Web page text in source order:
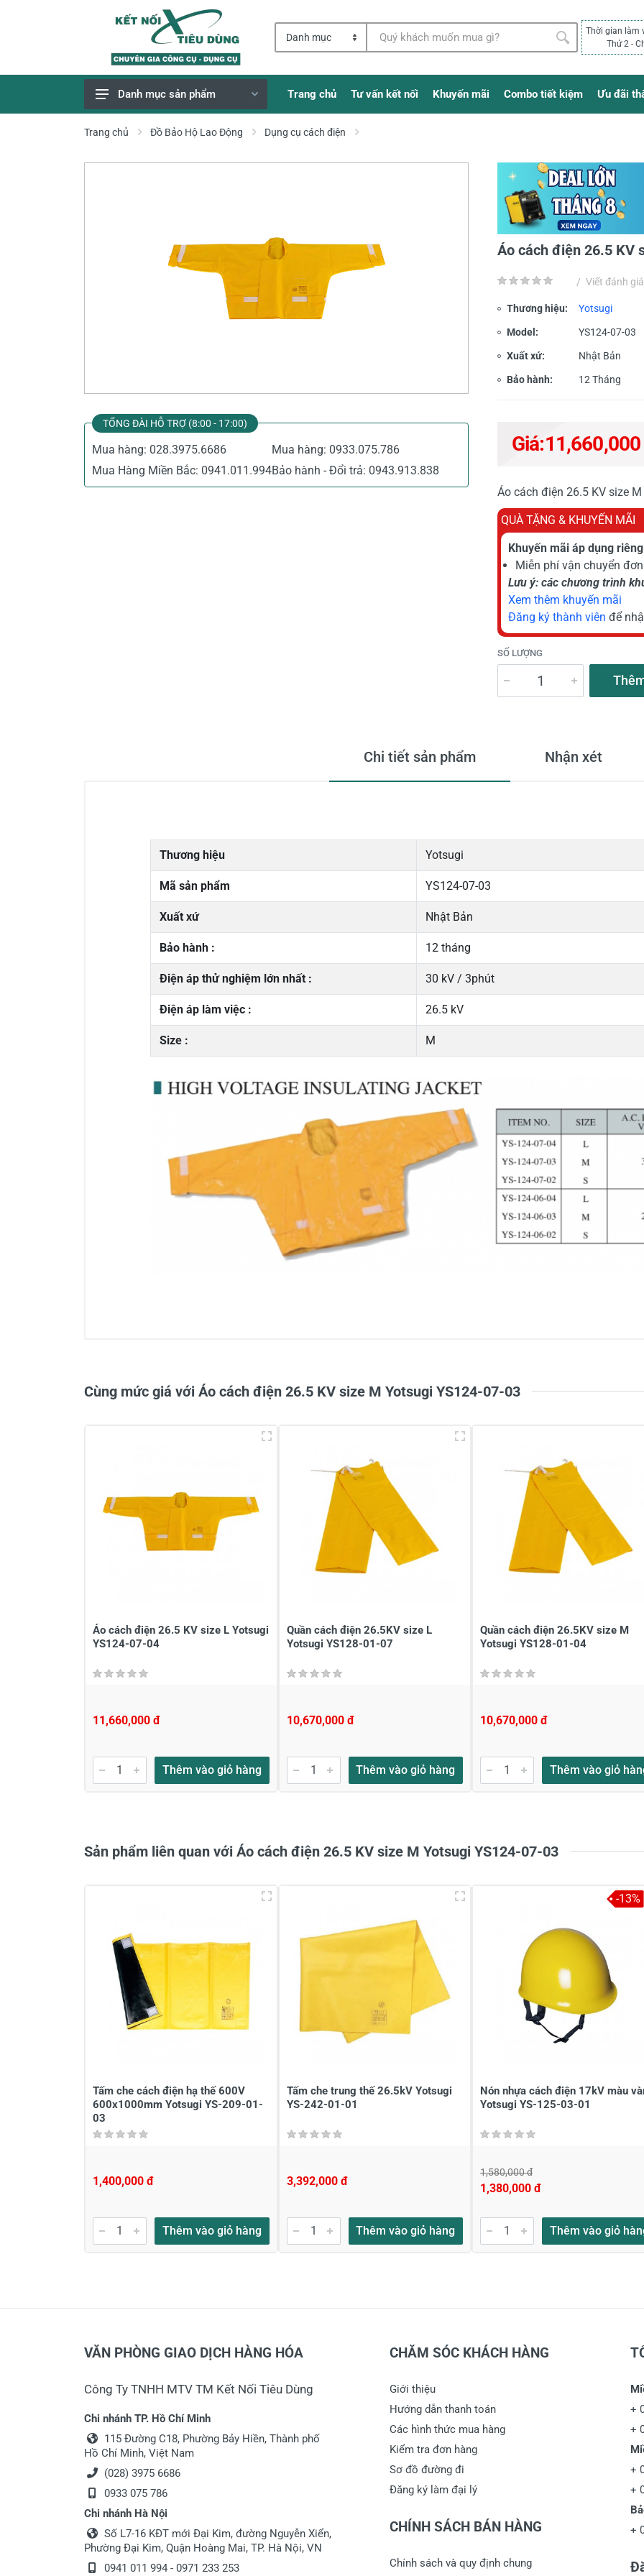
Thời gian làm
Thứ 2 -
Giao Hàng Miễn Phí
Danh mục sản phẩm Trang chủ Tư vấn kết nối Khuyến mãi Combo tiết kiệm Ưu đãi
Trang chủ Đồ Bảo Hộ Lao Động Dụng cụ cách điện
TỔNG ĐÀI HỖ TRỢ (8:00 - 17:00)
Mua hàng: 028.3975.6686 Mua hàng: 0933.075.786
Mua Hàng Miền Bắc: 0941.011.994Bảo hành - Đổi trả: 0943.913.838
Áo cách điện 26.5 KV
/ Viết đánh giá
Thương hiệu: Yotsugi
Model: YS124-07-03
Xuất xứ: Nhật Bản
Bảo hành: 12 Tháng
Giá:
Áo cách điện 26.5 KV size
QUÀ TẶNG & KHUYẾN MÃI
Khuyến mãi áp dụng
Miễn phí vận chuyển
Lưu ý: các chương trình
Xem thêm khuyến mãi
Đăng ký thành viên để
SỐ LƯỢNG
Chi tiết sản phẩm Nhận xét
Thương hiệu Yotsugi
Mã sản phẩm YS124-07-03
Xuất xứ Nhật Bản
Bảo hành : 12 tháng
Điện áp thử nghiệm lớn nhất : 30 kV / 3phút
Điện áp làm việc : 26.5 kV
Size : M
Đánh giá sao Họ và tên Tiêu đề của nhận xét
Cùng mức giá với Áo cách điện 26.5 KV size M Yotsugi YS124-07-03
Áo cách điện 26.5 KV size L Yotsugi
YS124-07-04
11,660,000 đ
Thêm vào giỏ hàng
Quần cách điện 26.5KV size L
Yotsugi YS128-01-07
10,670,000 đ
Thêm vào giỏ hàng
Quần cách điện 26.5KV size M
Yotsugi YS128-01-04
10,670,000 đ
Thêm vào giỏ
Sản phẩm liên quan với Áo cách điện 26.5 KV size M Yotsugi YS124-07-03
Tấm che cách điện hạ thế 600V
600x1000mm Yotsugi YS-209-01-
03
1,400,000 đ
Thêm vào giỏ hàng
Tấm che trung thế 26.5kV Yotsugi
YS-242-01-01
3,392,000 đ
Thêm vào giỏ hàng
Nón nhựa cách điện 17kV màu
Yotsugi YS-125-03-01
1,580,000 đ
1,380,000 đ
Thêm vào giỏ
-13%
VĂN PHÒNG GIAO DỊCH HÀNG HÓA
Công Ty TNHH MTV TM Kết Nối Tiêu Dùng
Chi nhánh TP. Hồ Chí Minh
115 Đường C18, Phường Bảy Hiền, Thành phố
Hồ Chí Minh, Việt Nam
(028) 3975 6686
0933 075 786
Chi nhánh Hà Nội
Số L7-16 KĐT mới Đại Kim, đường Nguyễn Xiển,
Phường Đại Kim, Quận Hoàng Mai, TP. Hà Nội, VN
0941 011 994 - 0971 233 253
CHĂM SÓC KHÁCH HÀNG
Giới thiệu
Hướng dẫn thanh toán
Các hình thức mua hàng
Kiểm tra đơn hàng
Sơ đồ đường đi
Đăng ký làm đại lý
CHÍNH SÁCH BÁN HÀNG
Chính sách và quy định chung
+
+
+
+
+